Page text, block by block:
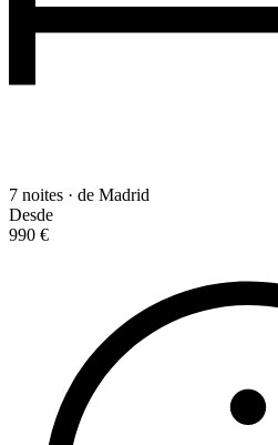
7 noites · de Madrid
Desde
990 €